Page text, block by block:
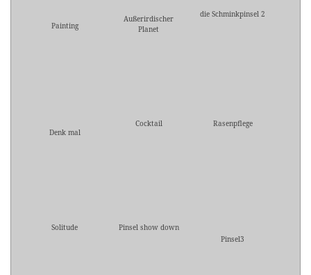
Painting
Außerirdischer
Planet
die Schminkpinsel 2
Denk mal
Cocktail Rasenpflege
Solitude
Pinsel show down
Pinsel3